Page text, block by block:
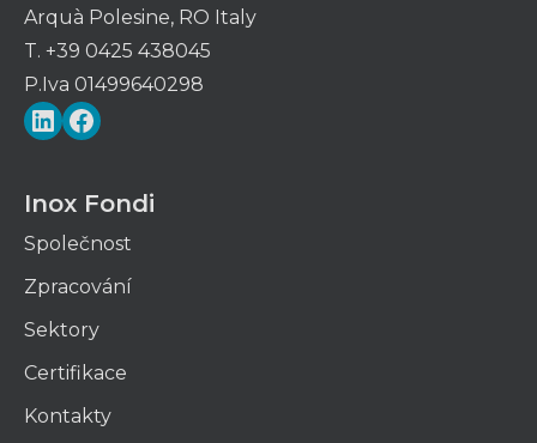
Arquà Polesine, RO Italy
T. +39 0425 438045
P.Iva 01499640298
LinkedIn
Facebook
Inox Fondi
Společnost
Zpracování
Sektory
Certifikace
Kontakty